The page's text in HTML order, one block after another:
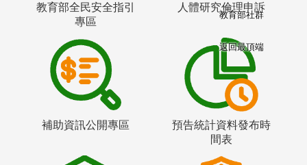
教育部全民安全指引
專區
人體研究倫理申訴
補助資訊公開專區
預告統計資料發布時
間表
教育部社群
返回最頂端